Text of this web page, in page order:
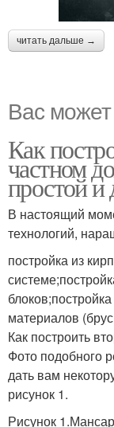
читать дальше →
Вас
Как
частном
простой
В настоящий
технологий,
постройка из
материалов
Как построить
Фото подобного
дать вам
рисунок 1.
Рисунок